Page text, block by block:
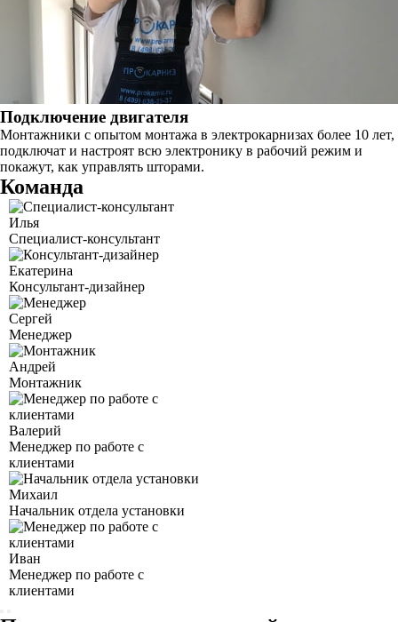
Подключение двигателя
Монтажники с опытом монтажа в электрокарнизах более 10 лет,
подключат и настроят всю электронику в рабочий режим и
покажут, как управлять шторами.
Команда
Илья
Специалист-консультант
Екатерина
Консультант-дизайнер
Сергей
Менеджер
Андрей
Монтажник
Валерий
Менеджер по работе с
клиентами
Михаил
Начальник отдела установки
Иван
Менеджер по работе с
клиентами